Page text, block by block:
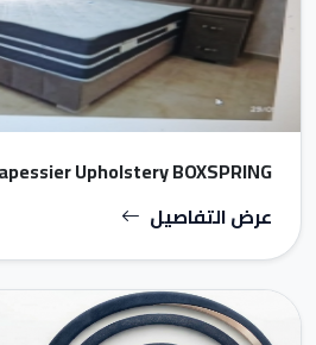
Tapessier Upholstery BOXSPRING صناعة افرشة
عرض التفاصيل